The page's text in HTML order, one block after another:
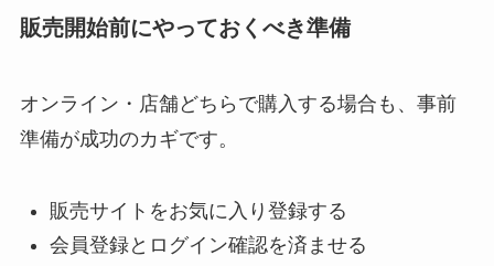
販売開始前にやっておくべき準備
オンライン・店舗どちらで購入する場合も、事前
準備が成功のカギです。
販売サイトをお気に入り登録する
会員登録とログイン確認を済ませる